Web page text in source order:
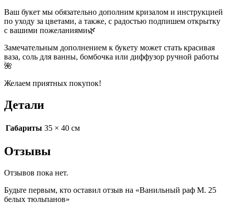
Ваш букет мы обязательно дополним кризалом и инструкцией
по уходу за цветами, а также, с радостью подпишем открытку
с вашими пожеланиями🌿
Замечательным дополнением к букету может стать красивая
ваза, соль для ванны, бомбочка или диффузор ручной работы
🌺
Желаем приятных покупок!
Детали
Габариты 35 × 40 см
Отзывы
Отзывов пока нет.
Будьте первым, кто оставил отзыв на «Ванильный раф M. 25
белых тюльпанов»